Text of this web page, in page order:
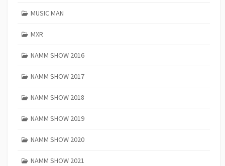
MUSIC MAN
MXR
NAMM SHOW 2016
NAMM SHOW 2017
NAMM SHOW 2018
NAMM SHOW 2019
NAMM SHOW 2020
NAMM SHOW 2021